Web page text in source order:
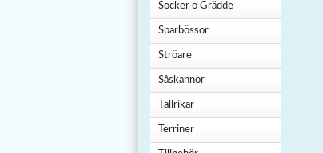
Socker o Grädde
Sparbössor
Ströare
Såskannor
Tallrikar
Terriner